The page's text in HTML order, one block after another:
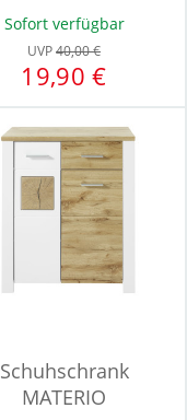
Sofort verfügbar
UVP40,00 €
19,90 €
Schuhschrank
MATERIO